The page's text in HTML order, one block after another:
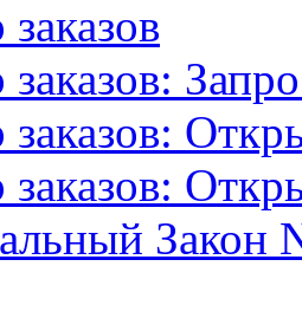
заказов
заказов:
заказов:
заказов:
Закон